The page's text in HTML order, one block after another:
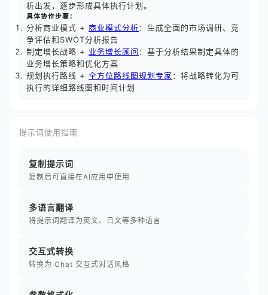
析出发，逐步形成具体执行计划。
具体协作步骤：
分析商业模式 + 商业模式分析：生成全面的市场调研、竞
争评估和SWOT分析报告
制定增长战略 + 业务增长顾问 ：基于分析结果制定具体的
业务增长策略和优化方案
规划执行路线 + 全方位路线图规划专家 ：将战略转化为可
执行的详细路线图和时间计划
提示词使用指南
复制提示词
复制后可直接在AI应用中使用
多语言翻译
将提示词翻译为英文、日文等多种语言
交互式转换
转换为 Chat 交互式对话风格